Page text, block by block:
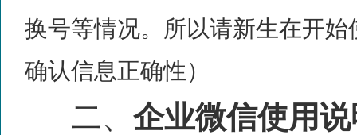
换号等情况。所以请新生在开
确认信息正确性）
二、 企业微信使用